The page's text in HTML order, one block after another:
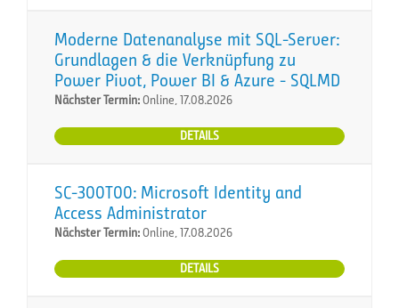
Moderne Datenanalyse mit SQL-Server:
Grundlagen & die Verknüpfung zu
Power Pivot, Power BI & Azure - SQLMD
Nächster Termin:Online, 17.08.2026
DETAILS
SC-300T00: Microsoft Identity and
Access Administrator
Nächster Termin:Online, 17.08.2026
DETAILS